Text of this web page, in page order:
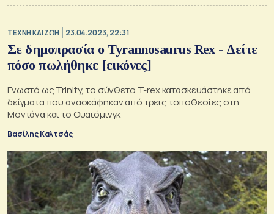
TΕΧΝΗ ΚΑΙ ΖΩΗ 23.04.2023, 22:31
Σε δημοπρασία ο Tyrannosaurus Rex - Δείτε
πόσο πωλήθηκε [εικόνες]
Γνωστό ως Trinity, το σύνθετο T-rex κατασκευάστηκε από
δείγματα που ανασκάφηκαν από τρεις τοποθεσίες στη
Μοντάνα και το Ουαϊόμινγκ
Βασίλης Καλτσάς